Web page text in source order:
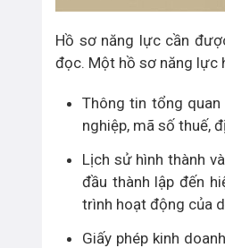
Hồ sơ năng lực cần
đọc. Một hồ sơ năng lực
Thông tin tổng
nghiệp, mã số thuế,
Lịch sử hình thành
đầu thành lập đến
trình hoạt động của
Giấy phép kinh